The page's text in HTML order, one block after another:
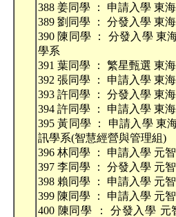
388 姜同學 ： 申請入學 東
389 劉同學 ： 分發入學 東
390 陳同學 ： 分發入學 東
學系
391 葉同學 ： 繁星甄選 東
392 張同學 ： 申請入學 東
393 許同學 ： 分發入學 東
394 許同學 ： 申請入學 東
395 黃同學 ： 申請入學 東
訊學系(智慧經營與管理組)
396 林同學 ： 申請入學 元
397 李同學 ： 分發入學 元
398 賴同學 ： 申請入學 元
399 陳同學 ： 申請入學 元
400 陳同學 ： 分發入學